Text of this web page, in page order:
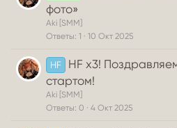
фото»
Aki [SMM]
Ответы 1 10 Окт 2025
HF
HF x3!
стартом!
Aki [SMM]
Ответы 0 4 Окт 2025